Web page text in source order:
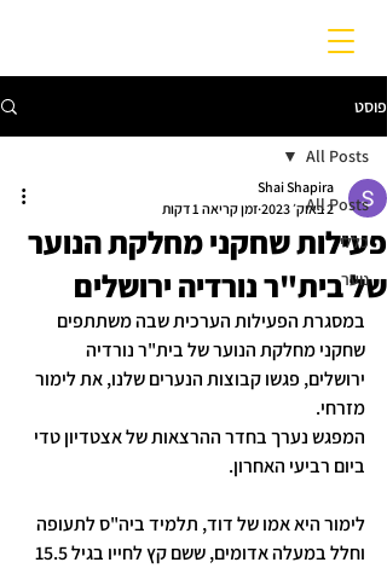
פוסט
All Posts
כללי
נוער
All Posts
פעילות שחקני מחלקת הנוער
של בית"ר נורדיה ירושלים
Shai Shapira
2 באוק׳ 2023
זמן קריאה 1 דקות
במסגרת הפעילות הערכית שבה משתתפים
שחקני מחלקת הנוער של בית"ר נורדיה
ירושלים, פגשו קבוצות הנערים שלנו, את לימור
מזרחי.
המפגש נערך בחדר ההרצאות של אצטדיון טדי
ביום רביעי האחרון.
לימור היא אמו של דוד, תלמיד ביה"ס לתעופה